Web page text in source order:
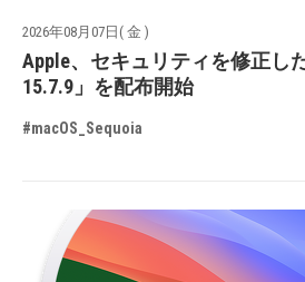
2026年08月07日( 金 )
Apple、セキュリティを修正し
15.7.9」を配布開始
#macOS_Sequoia